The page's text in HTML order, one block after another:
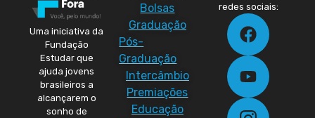
Uma iniciativa da
Fundação
Estudar que
ajuda jovens
brasileiros a
alcançarem o
sonho de
Bolsas
Graduação
Pós-
Graduação
Intercâmbio
Premiações
Educação
redes sociais: